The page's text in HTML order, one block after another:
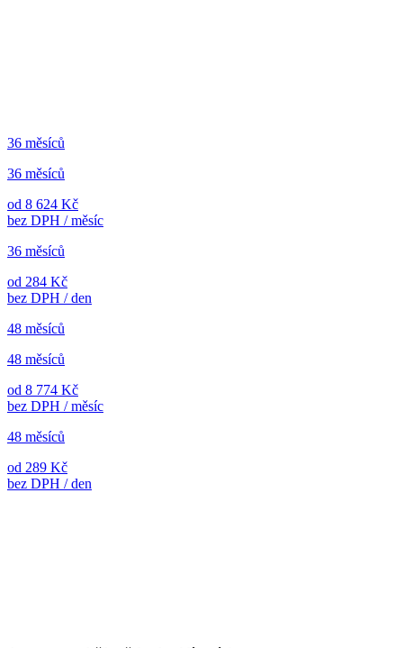
36 měsíců
36 měsíců
od 8 624 Kč
bez DPH / měsíc
36 měsíců
od 284 Kč
bez DPH / den
48 měsíců
48 měsíců
od 8 774 Kč
bez DPH / měsíc
48 měsíců
od 289 Kč
bez DPH / den